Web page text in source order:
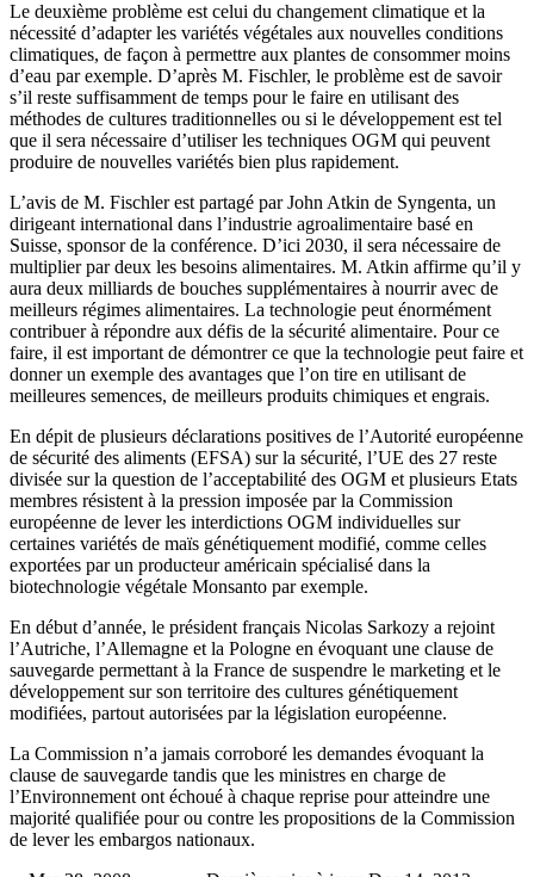
Le deuxième problème est celui du changement climatique et la
nécessité d’adapter les variétés végétales aux nouvelles conditions
climatiques, de façon à permettre aux plantes de consommer moins
d’eau par exemple. D’après M. Fischler, le problème est de savoir
s’il reste suffisamment de temps pour le faire en utilisant des
méthodes de cultures traditionnelles ou si le développement est tel
que il sera nécessaire d’utiliser les techniques OGM qui peuvent
produire de nouvelles variétés bien plus rapidement.
L’avis de M. Fischler est partagé par John Atkin de Syngenta, un
dirigeant international dans l’industrie agroalimentaire basé en
Suisse, sponsor de la conférence. D’ici 2030, il sera nécessaire de
multiplier par deux les besoins alimentaires. M. Atkin affirme qu’il y
aura deux milliards de bouches supplémentaires à nourrir avec de
meilleurs régimes alimentaires. La technologie peut énormément
contribuer à répondre aux défis de la sécurité alimentaire. Pour ce
faire, il est important de démontrer ce que la technologie peut faire et
donner un exemple des avantages que l’on tire en utilisant de
meilleures semences, de meilleurs produits chimiques et engrais.
En dépit de plusieurs déclarations positives de l’Autorité européenne
de sécurité des aliments (EFSA) sur la sécurité, l’UE des 27 reste
divisée sur la question de l’acceptabilité des OGM et plusieurs Etats
membres résistent à la pression imposée par la Commission
européenne de lever les interdictions OGM individuelles sur
certaines variétés de maïs génétiquement modifié, comme celles
exportées par un producteur américain spécialisé dans la
biotechnologie végétale Monsanto par exemple.
En début d’année, le président français Nicolas Sarkozy a rejoint
l’Autriche, l’Allemagne et la Pologne en évoquant une clause de
sauvegarde permettant à la France de suspendre le marketing et le
développement sur son territoire des cultures génétiquement
modifiées, partout autorisées par la législation européenne.
La Commission n’a jamais corroboré les demandes évoquant la
clause de sauvegarde tandis que les ministres en charge de
l’Environnement ont échoué à chaque reprise pour atteindre une
majorité qualifiée pour ou contre les propositions de la Commission
de lever les embargos nationaux.